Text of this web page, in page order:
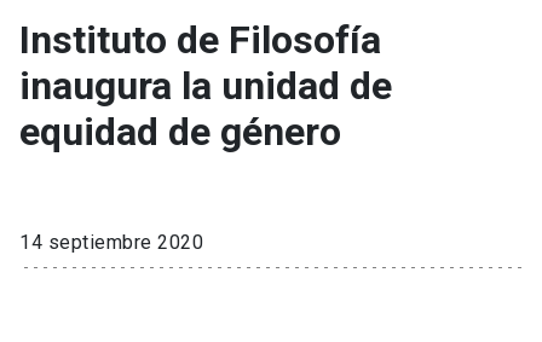
Facultades, escuelas e
institutos
Investigación
Extensión
Instituto de Filosofía
inaugura la unidad de
equidad de género
14 septiembre 2020